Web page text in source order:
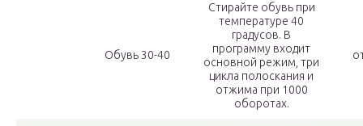
Обувь 30-40
Стирайте обувь при
температуре 40
градусов. В
программу входит
основной режим, три
цикла полоскания и
отжима при 1000
оборотах.